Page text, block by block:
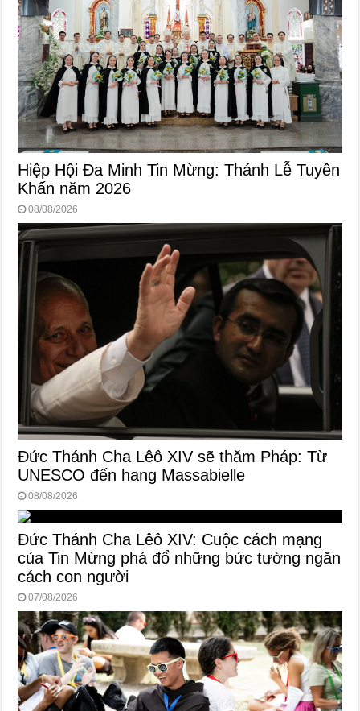
Hiệp Hội Đa Minh Tin Mừng: Thánh Lễ Tuyên
Khấn năm 2026
08/08/2026
Đức Thánh Cha Lêô XIV sẽ thăm Pháp: Từ
UNESCO đến hang Massabielle
08/08/2026
Đức Thánh Cha Lêô XIV: Cuộc cách mạng
của Tin Mừng phá đổ những bức tường ngăn
cách con người
07/08/2026